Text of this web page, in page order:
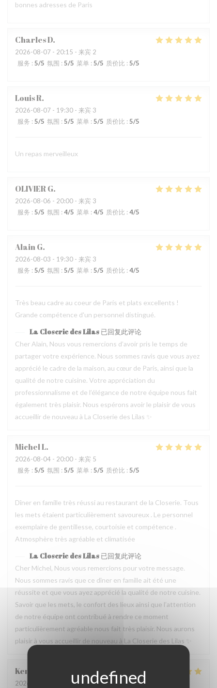
bonnes adresses de Paris
CharlesD
2026-08-07 - 20:15 - 来宾 2
服务 : 5/5 氛围 : 5/5 菜单 : 5/5 质价比 : 5/5
LouisR
2026-08-07 - 19:30 - 来宾 3
服务 : 5/5 氛围 : 5/5 菜单 : 5/5 质价比 : 5/5
Un repas merveilleux
OLIVIERG
2026-08-06 - 20:00 - 来宾 3
服务 : 5/5 氛围 : 4/5 菜单 : 4/5 质价比 : 4/5
AlainG
2026-08-03 - 19:30 - 来宾 3
服务 : 5/5 氛围 : 5/5 菜单 : 5/5 质价比 : 4/5
Très beau cadre au coeur de Paris et plats excellents !
Grande compétence d'un personnel distingué.
La Closerie des Lilas 已回复此评论
Cher Alain, Nous vous remercions d’avoir pris le temps de
partager votre expérience. Nous sommes ravis que vous ayez
apprécié le cadre de la maison, au cœur de Paris, ainsi que la
qualité de notre cuisine. Votre appréciation du
professionnalisme et de l’élégance de notre équipe nous fait
également très plaisir. Nous espérons avoir le plaisir de vous
accueillir de nouveau à La Closerie des Lilas ✨
MichelL
2026-08-04 - 20:00 - 来宾 5
服务 : 5/5 氛围 : 5/5 菜单 : 5/5 质价比 : 5/5
Dîner en famille très réussi au restaurant de la Closerie. Tous
les mets étaient particulièrement savoureux . Le personnel
exemplaire de gentillesse, courtoisie et compétence .
Atmosphère très agréable et climatisée
La Closerie des Lilas 已回复此评论
Cher Michel, Nous vous remercions pour votre message.
Nous sommes ravis que ce dîner en famille ait été une
réussite et que vous ayez apprécié la qualité de notre cuisine.
Savoir que les mets, le confort des lieux ainsi que l’attention
de notre équipe ont contribué à rendre ce moment
particulièrement agréable nous fait très plaisir. Nous aurons
plaisir à vous accueillir de nouveau à La Closerie des Lilas ✨
Kemei
2026-07-31 - 12:45 - 来宾 5